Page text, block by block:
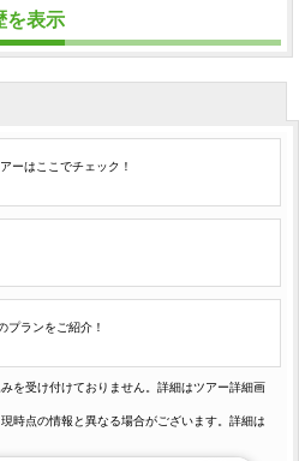
を表示
ーはここでチェック！
プランをご紹介！
を受け付けておりません。詳細はツアー詳細画
時点の情報と異なる場合がございます。詳細は